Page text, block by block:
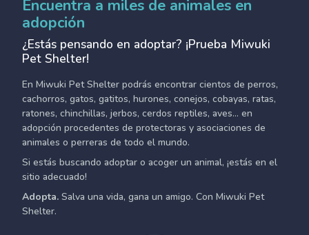
Encuentra a miles de animales en
adopción
¿Estás pensando en adoptar? ¡Prueba Miwuki
Pet Shelter!
En Miwuki Pet Shelter podrás encontrar cientos de perros,
cachorros, gatos, gatitos, hurones, conejos, cobayas, ratas,
ratones, chinchillas, jerbos, cerdos reptiles, aves... en
adopción procedentes de protectoras y asociaciones de
animales o perreras de todo el mundo.
Si estás buscando adoptar o acoger un animal, ¡estás en el
sitio adecuado!
Adopta. Salva una vida, gana un amigo. Con Miwuki Pet
Shelter.